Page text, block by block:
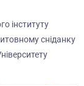
інституту
сніданку